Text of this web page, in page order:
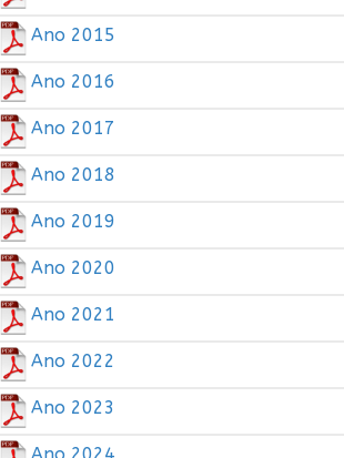
Ano 2015
Ano 2016
Ano 2017
Ano 2018
Ano 2019
Ano 2020
Ano 2021
Ano 2022
Ano 2023